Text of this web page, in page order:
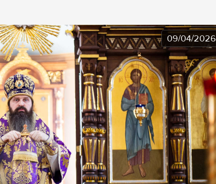
09/04/2026